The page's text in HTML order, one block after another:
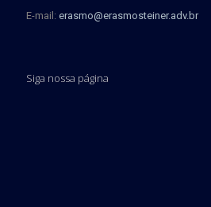
E-mail: erasmo@erasmosteiner.adv.br
Siga nossa página